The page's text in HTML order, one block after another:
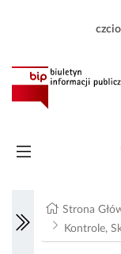
Strona
Kontrole,